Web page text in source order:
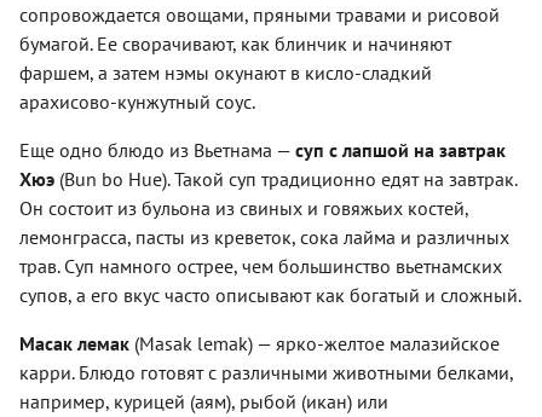
сопровождается овощами, пряными травами и рисовой
бумагой. Ее сворачивают, как блинчик и начиняют
фаршем, а затем нэмы окунают в кисло-сладкий
арахисово-кунжутный соус.
Еще одно блюдо из Вьетнама — суп с лапшой на завтрак
Хюэ (Bun bo Hue). Такой суп традиционно едят на завтрак.
Он состоит из бульона из свиных и говяжьих костей,
лемонграсса, пасты из креветок, сока лайма и различных
трав. Суп намного острее, чем большинство вьетнамских
супов, а его вкус часто описывают как богатый и сложный.
Масак лемак (Masak lemak) — ярко-желтое малазийское
карри. Блюдо готовят с различными животными белками,
например, курицей (аям), рыбой (икан) или